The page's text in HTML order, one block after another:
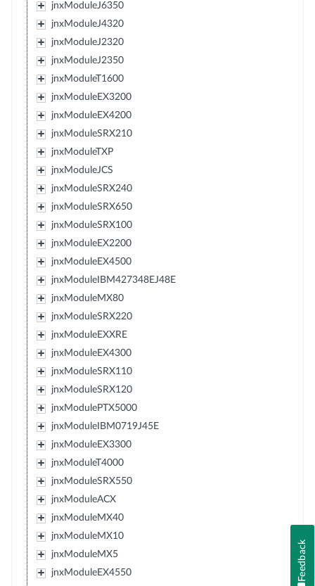
jnxModuleJ6350
jnxModuleJ4320
jnxModuleJ2320
jnxModuleJ2350
jnxModuleT1600
jnxModuleEX3200
jnxModuleEX4200
jnxModuleSRX210
jnxModuleTXP
jnxModuleJCS
jnxModuleSRX240
jnxModuleSRX650
jnxModuleSRX100
jnxModuleEX2200
jnxModuleEX4500
jnxModuleIBM427348EJ48E
jnxModuleMX80
jnxModuleSRX220
jnxModuleEXXRE
jnxModuleEX4300
jnxModuleSRX110
jnxModuleSRX120
jnxModulePTX5000
jnxModuleIBM0719J45E
jnxModuleEX3300
jnxModuleT4000
jnxModuleSRX550
jnxModuleACX
jnxModuleMX40
jnxModuleMX10
jnxModuleMX5
jnxModuleEX4550
Feedback